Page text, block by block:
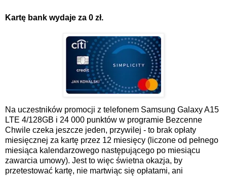
Kartę bank wydaje za 0 zł.
Na uczestników promocji z telefonem Samsung Galaxy A15
LTE 4/128GB i 24 000 punktów w programie Bezcenne
Chwile czeka jeszcze jeden, przywilej - to brak opłaty
miesięcznej za kartę przez 12 miesięcy (liczone od pełnego
miesiąca kalendarzowego następującego po miesiącu
zawarcia umowy). Jest to więc świetna okazja, by
przetestować kartę, nie martwiąc się opłatami, ani